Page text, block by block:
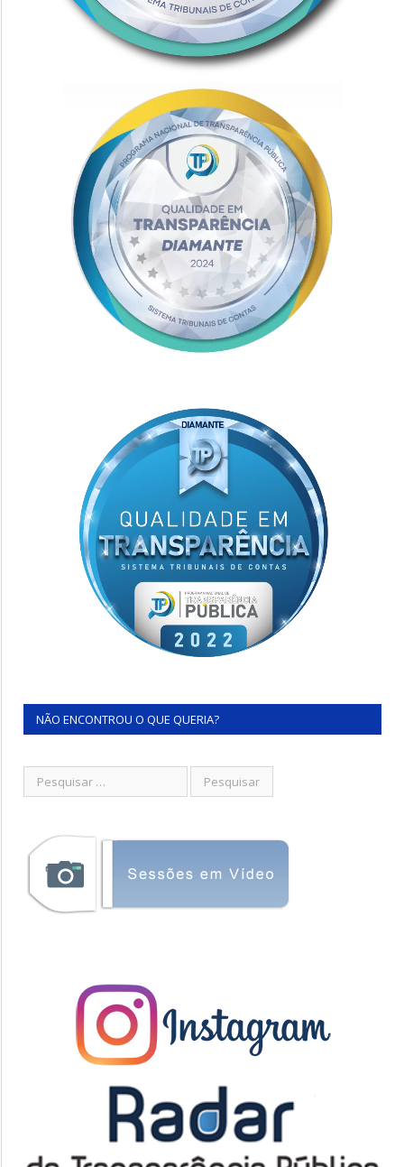
NÃO ENCONTROU O QUE QUERIA?